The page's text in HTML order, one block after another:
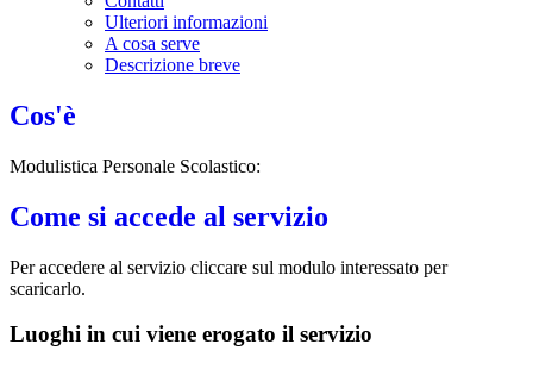
Ulteriori informazioni
A cosa serve
Descrizione breve
Cos'è
Modulistica Personale Scolastico:
Come si accede al servizio
Per accedere al servizio cliccare sul modulo interessato per
scaricarlo.
Luoghi in cui viene erogato il servizio